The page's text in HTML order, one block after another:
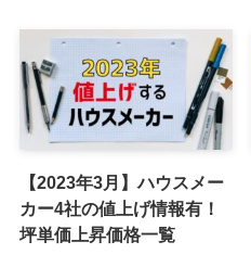
【2023年3月】ハウスメー
カー4社の値上げ情報有！
坪単価上昇価格一覧